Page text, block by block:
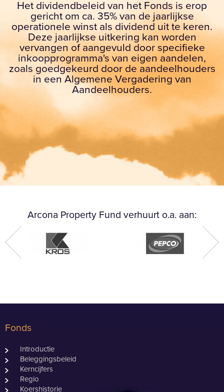
Het dividendbeleid van het Fonds is erop
gericht om ca. 35% van de jaarlijkse
operationele winst als dividend uit te keren.
Deze jaarlijkse uitkering kan worden
vervangen of aangevuld door specifieke
inkoopprogramma's van eigen aandelen,
zoals goedgekeurd door de aandeelhouders
in een Algemene Vergadering van
Aandeelhouders.
Arcona Property Fund verhuurt o.a. aan:
Fonds
Introductie
Beleggingsbeleid
Kerncijfers
Regio
Koershistorie